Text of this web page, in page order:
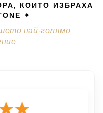
КОИТО ИЗБРАХА
✦
най-голямо